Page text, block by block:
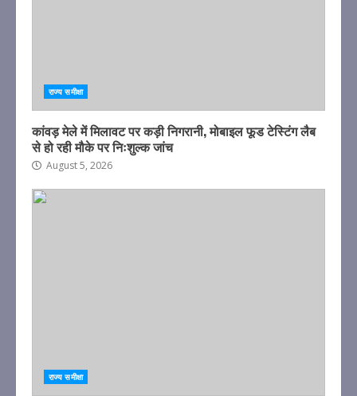
राज्य समीक्षा
कांवड़ मेले में मिलावट पर कड़ी निगरानी, मोबाइल फूड टेस्टिंग लैब
से हो रही मौके पर निःशुल्क जांच
August 5, 2026
राज्य समीक्षा